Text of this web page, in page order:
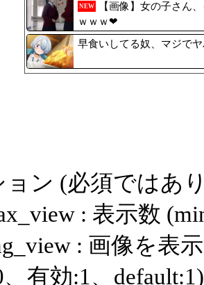
NEW
【画像】女の子さん
ｗｗｗ❤
早食いしてる奴、マジで
ョン (必須ではあ
: 表示数
: 画像を表
有効:1、default:1)